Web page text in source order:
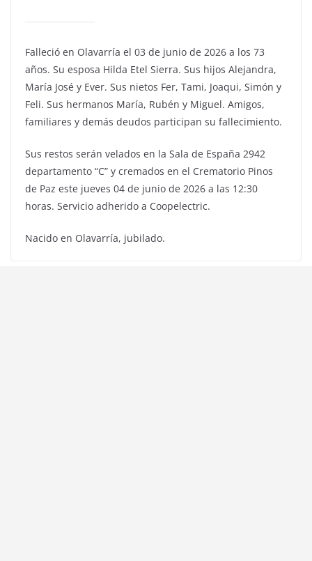
Falleció en Olavarría el 03 de junio de 2026 a los 73
años. Su esposa Hilda Etel Sierra. Sus hijos Alejandra,
María José y Ever. Sus nietos Fer, Tami, Joaqui, Simón y
Feli. Sus hermanos María, Rubén y Miguel. Amigos,
familiares y demás deudos participan su fallecimiento.
Sus restos serán velados en la Sala de España 2942
departamento “C” y cremados en el Crematorio Pinos
de Paz este jueves 04 de junio de 2026 a las 12:30
horas. Servicio adherido a Coopelectric.
Nacido en Olavarría, jubilado.